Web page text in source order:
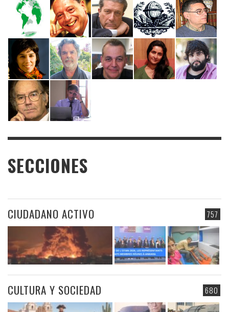
SECCIONES
757
CIUDADANO ACTIVO
680
CULTURA Y SOCIEDAD